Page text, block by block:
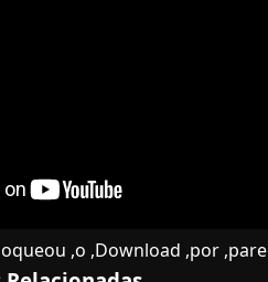
,o ,Download ,por